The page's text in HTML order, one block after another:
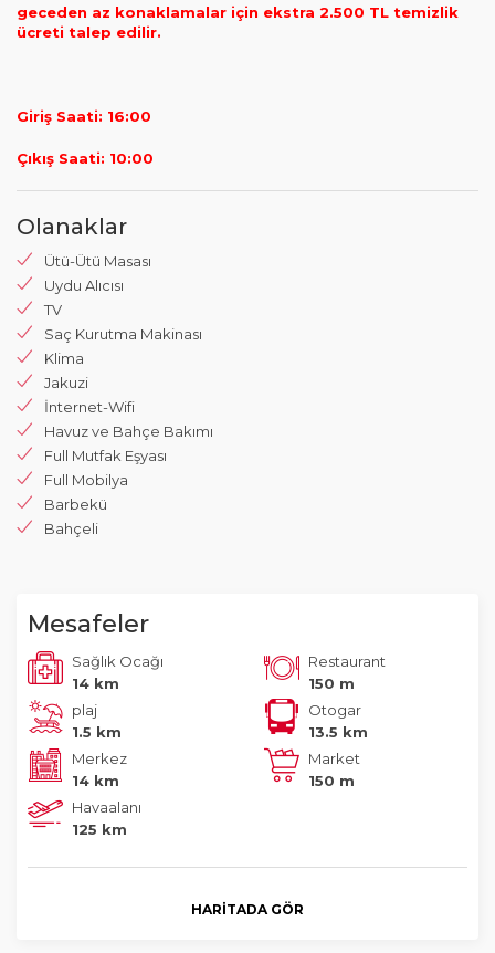
geceden az konaklamalar için ekstra 2.500 TL temizlik
ücreti talep edilir.
Giriş Saati: 16:00
Çıkış Saati: 10:00
Olanaklar
Ütü-Ütü Masası
Uydu Alıcısı
TV
Saç Kurutma Makinası
Klima
Jakuzi
İnternet-Wifi
Havuz ve Bahçe Bakımı
Full Mutfak Eşyası
Full Mobilya
Barbekü
Bahçeli
Mesafeler
Sağlık Ocağı
14 km
Restaurant
150 m
plaj
1.5 km
Otogar
13.5 km
Merkez
14 km
Market
150 m
Havaalanı
125 km
HARITADA GÖR